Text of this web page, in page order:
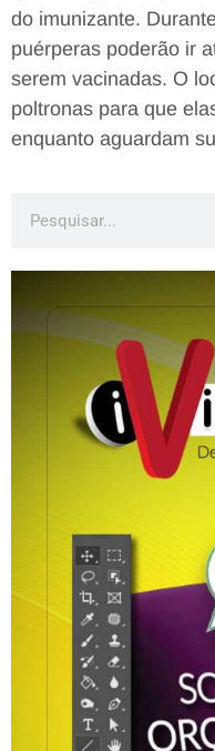
do imunizante.
puérperas poderão ir
serem vacinadas. O
poltronas para que
enquanto aguardam